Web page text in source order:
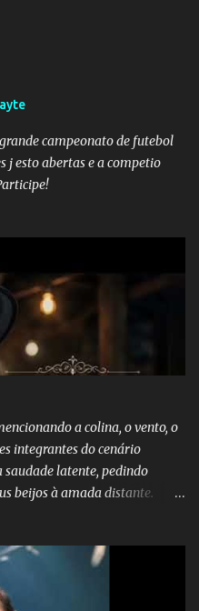
de o governo federal pedir
autores dessas notícias falsas.
Direita Essa disseminação
faz parte de um padrão...
campeonato de futebol
j esto abertas e a competio
a colina, o vento, o
integrantes do cenário
latente, pedindo
beijos à amada distante. A
coração nasceu para ela e
houver canções para entoar. A
fidelidade e esperança no